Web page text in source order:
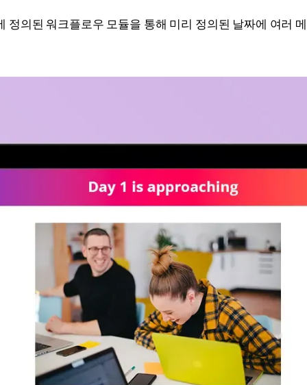
정의된 워크플로우 모듈을 통해 미리 정의된 날짜에 여러